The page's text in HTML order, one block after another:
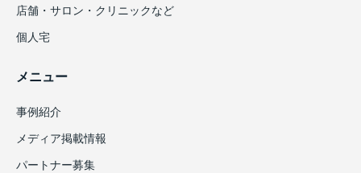
店舗・サロン・クリニックなど
個人宅
メニュー
事例紹介
メディア掲載情報
パートナー募集